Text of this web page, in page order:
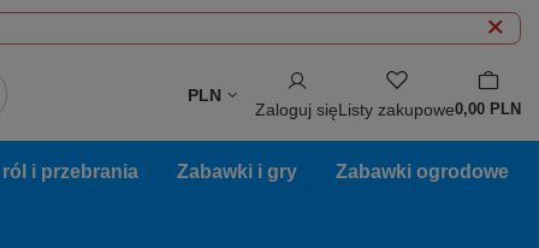
PLN
Zaloguj sięListy zakupowe0,00 PLN
i przebrania Zabawki i gry Zabawki ogrodowe